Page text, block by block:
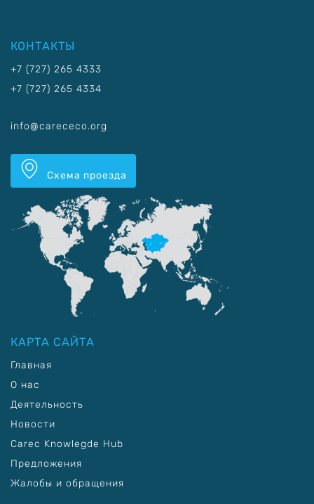
КОНТАКТЫ
+7 (727) 265 4333
+7 (727) 265 4334
info@carececo.org
Схема проезда
КАРТА САЙТА
Главная
О нас
Деятельность
Новости
Carec Knowlegde Hub
Предложения
Жалобы и обращения